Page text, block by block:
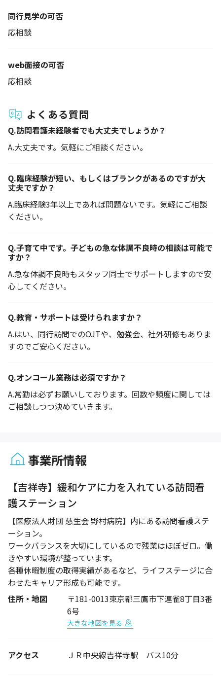
同行見学の可否
応相談
web面接の可否
応相談
よくある質問
Q.訪問看護未経験者でも大丈夫でしょうか？
A.大丈夫です。気軽にご相談ください。
Q.臨床経験が短い、もしくはブランクがあるのですが大
丈夫ですか？
A.臨床経験3年以上であれば問題ないです。気軽にご相談
ください。
Q.子育て中です。子どもの急な体調不良時の相談は可能で
すか？
A.急な体調不良時もスタッフ同士でサポートしますので安
心してください。
Q.教育・サポートは受けられますか？
A.はい、同行訪問でのOJTや、勉強会、社外研修もありま
すのでご安心ください。
Q.オンコール業務は必須ですか？
A.常勤は必ずお願いしております。回数や頻度に関しては
ご相談しつつ決めていきます。
事業所情報
【吉祥寺】緩和ケアに力を入れている訪問看
護ステーション
【医療法人財団 慈生会 野村病院】内にある訪問看護ステ
ーション。
ワークバランスを大切にしているので残業はほぼゼロ。働
きやすい環境が整っています。
各種休暇制度の取得実績があるなど、ライフステージに合
わせたキャリア形成も可能です。
住所・地図
〒181-0013東京都三鷹市下連雀8丁目3番
6号
大きな地図を見る
アクセス ＪＲ中央線吉祥寺駅 バス10分